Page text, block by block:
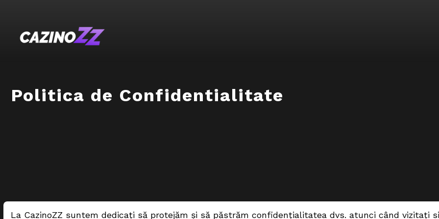
Politica de Confidentialitate
La CazinoZZ suntem dedicați să protejăm și să păstrăm confidențialitatea dvs. atunci când vizitați